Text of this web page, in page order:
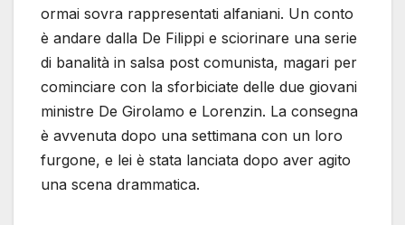
ormai sovra rappresentati alfaniani. Un conto
è andare dalla De Filippi e sciorinare una serie
di banalità in salsa post comunista, magari per
cominciare con la sforbiciate delle due giovani
ministre De Girolamo e Lorenzin. La consegna
è avvenuta dopo una settimana con un loro
furgone, e lei è stata lanciata dopo aver agito
una scena drammatica.